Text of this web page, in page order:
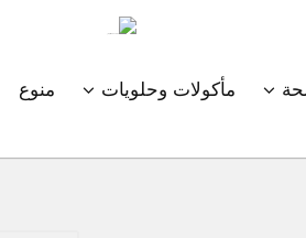
مأكولات وحلويات منوع